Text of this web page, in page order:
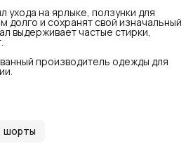
ухода на ярлыке, ползунки для
долго и сохранят свой изначальный
выдерживает частые стирки,
производитель одежды для
шорты